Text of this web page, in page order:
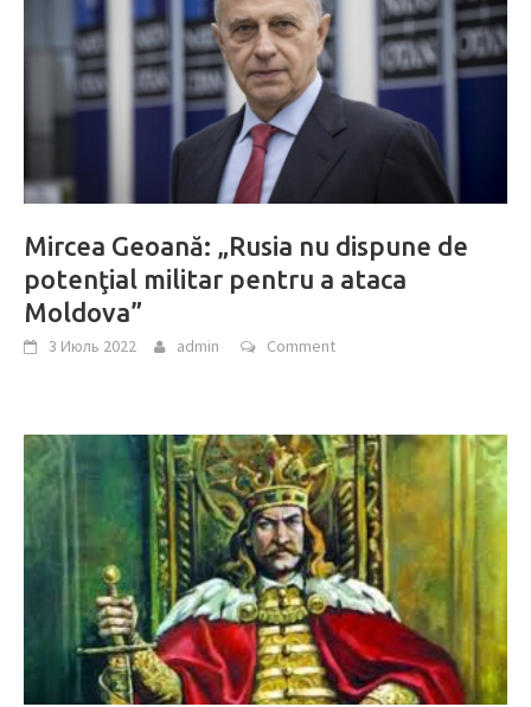
Mircea Geoană: „Rusia nu dispune de
potenţial militar pentru a ataca
Moldova”
3 Июль 2022 admin Comment